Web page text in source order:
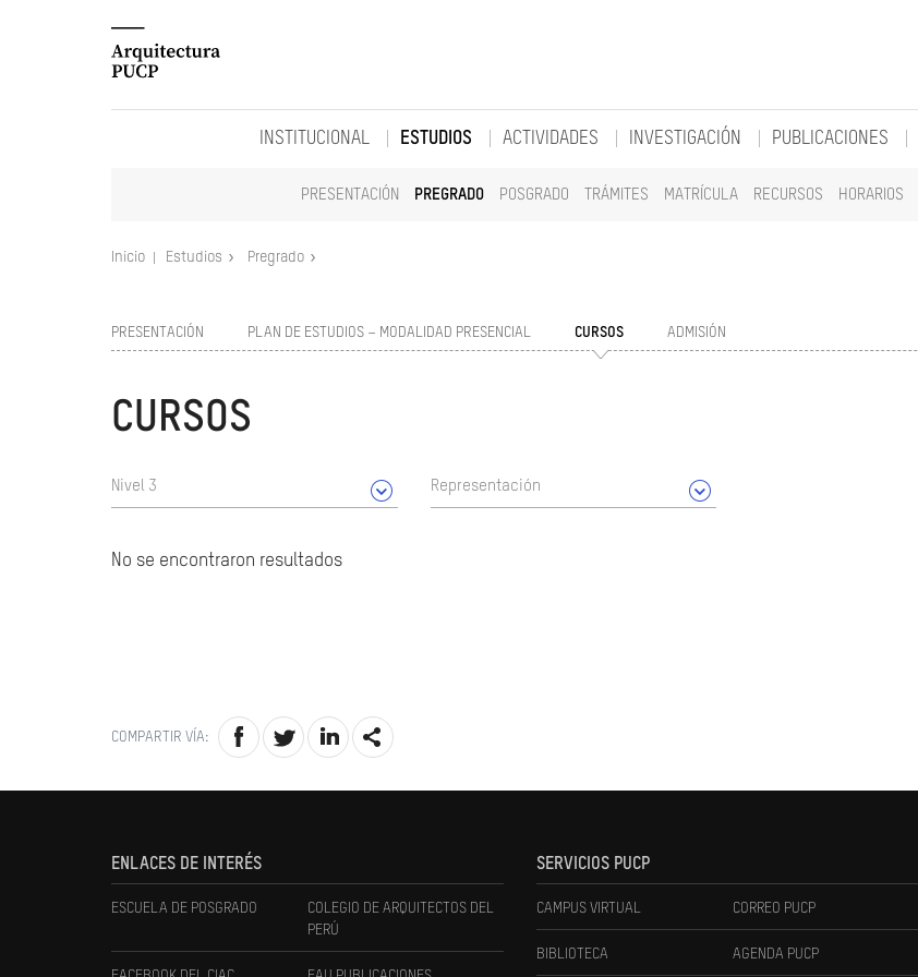
INSTITUCIONAL ESTUDIOS
PRESENTACIÓN PREGRADO POSGRADO TRÁMITES MATRÍCULA RECURSOS HORARIOS
ACTIVIDADES INVESTIGACIÓN PUBLICACIONES
Inicio Estudios Pregrado
PRESENTACIÓN PLAN DE ESTUDIOS – MODALIDAD PRESENCIAL CURSOS ADMISIÓN
CURSOS
Nivel 3 Representación
No se encontraron resultados
COMPARTIR VÍA:
ENLACES DE INTERÉS
ESCUELA DE POSGRADO
COLEGIO DE ARQUITECTOS DEL
PERÚ
SERVICIOS PUCP
CAMPUS VIRTUAL CORREO PUCP
BIBLIOTECA AGENDA PUCP